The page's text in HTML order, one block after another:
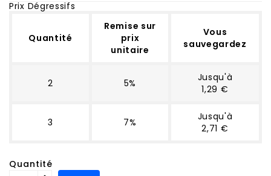
Prix Dégressifs
Quantité
Remise sur
prix
unitaire
Vous
sauvegardez
2 5%
Jusqu'à
1,29 €
3 7%
Jusqu'à
2,71 €
Quantité